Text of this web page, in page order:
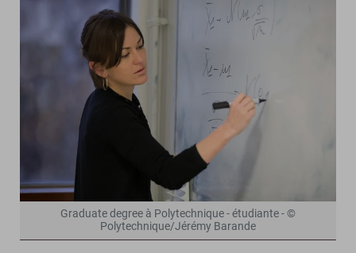
Graduate degree à Polytechnique - étudiante - ©
Polytechnique/Jérémy Barande